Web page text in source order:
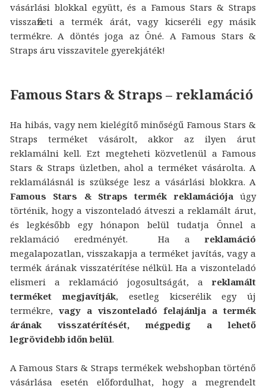
vásárlási blokkal együtt, és a Famous Stars & Straps
visszafizeti a termék árát, vagy kicseréli egy másik
termékre. A döntés joga az Öné. A Famous Stars &
Straps áru visszavitele gyerekjáték!
Famous Stars & Straps – reklamáció
Ha hibás, vagy nem kielégítő minőségű Famous Stars &
Straps terméket vásárolt, akkor az ilyen árut
reklamálni kell. Ezt megteheti közvetlenül a Famous
Stars & Straps üzletben, ahol a terméket vásárolta. A
reklamálásnál is szüksége lesz a vásárlási blokkra. A
Famous Stars & Straps termék reklamációja úgy
történik, hogy a viszonteladó átveszi a reklamált árut,
és legkésőbb egy hónapon belül tudatja Önnel a
reklamáció eredményét. Ha areklamáció
megalapozatlan, visszakapja a terméket javítás, vagy a
termék árának visszatérítése nélkül. Ha a viszonteladó
elismeri a reklamáció jogosultságát, areklamált
terméket megjavítják, esetleg kicserélik egy új
termékre, vagy a viszonteladó felajánlja a termék
árának visszatérítését, mégpedig a lehető
legrövidebb időn belül.
A Famous Stars & Straps termékek webshopban történő
vásárlása esetén előfordulhat, hogy a megrendelt